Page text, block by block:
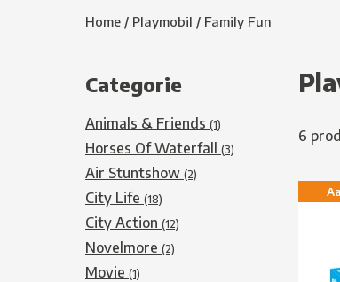
Home / Playmobil / Family Fun
Categorie
Animals & Friends (1)
Horses Of Waterfall (3)
Air Stuntshow (2)
City Life (18)
City Action (12)
Novelmore (2)
Movie (1)
6